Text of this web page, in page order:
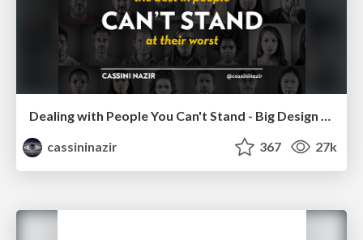
Dealing with People You Can't Stand - Big Design 2015
cassininazir
367 27k